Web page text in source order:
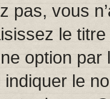
pas, vous
le
option
le